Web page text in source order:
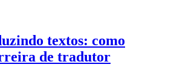
textos: como
de tradutor